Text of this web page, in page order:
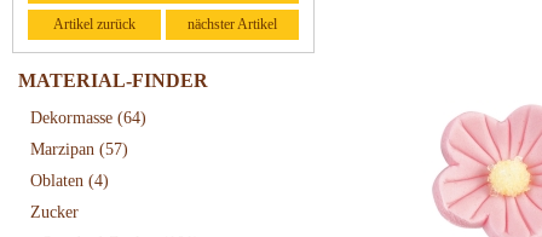
Artikel zurück nächster Artikel
MATERIAL-FINDER
Dekormasse (64)
Marzipan (57)
Oblaten (4)
Zucker